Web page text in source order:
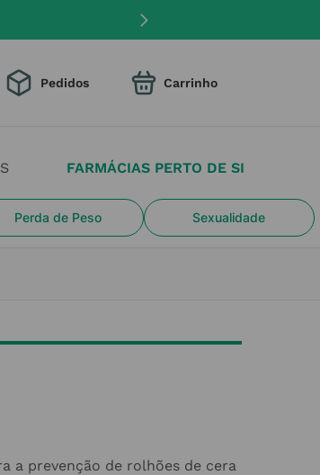
FARMÁCIAS PERTO DE SI
Perda de Peso Sexualidade
Pedidos
a prevenção de rolhões de cera